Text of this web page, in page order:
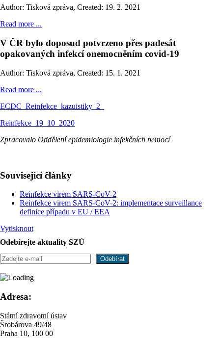
Author: Tisková zpráva, Created: 19. 2. 2021
Read more ...
V ČR bylo doposud potvrzeno přes padesát
opakovaných infekcí onemocněním covid-19
Author: Tisková zpráva, Created: 15. 1. 2021
Read more ...
ECDC_Reinfekce_kazuistiky_2_
Reinfekce_19_10_2020
Zpracovalo Oddělení epidemiologie infekčních nemocí
Související články
Reinfekce virem SARS-CoV-2
Reinfekce virem SARS-CoV-2: implementace surveillance
definice případu v EU / EEA
Vytisknout
Odebírejte aktuality SZÚ
Adresa:
Státní zdravotní ústav
Šrobárova 49/48
Praha 10, 100 00